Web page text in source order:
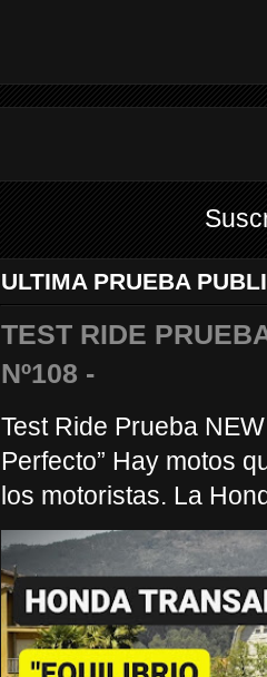
ULTIMA PRUEBA
TEST RIDE
Nº108 -
Test Ride Prueba
Perfecto” Hay motos
los motoristas. La